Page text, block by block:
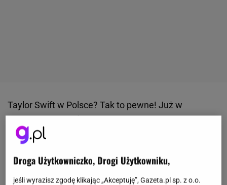
Taylor Swift w Polsce? Tak to pewne! Już w
następnym roku światowej sławy artystka odwiedzi
nasz kraj, a dokładnie Warszawę w ramach The Eras
środę, 12 lipca. Jak kupić bilety na koncert Taylor
Swift oraz ile kosztują? Okazuje się, że nie każdy
Droga Użytkowniczko, Drogi Użytkowniku,
jeśli wyrazisz zgodę klikając „Akceptuję”, Gazeta.pl sp. z o.o.